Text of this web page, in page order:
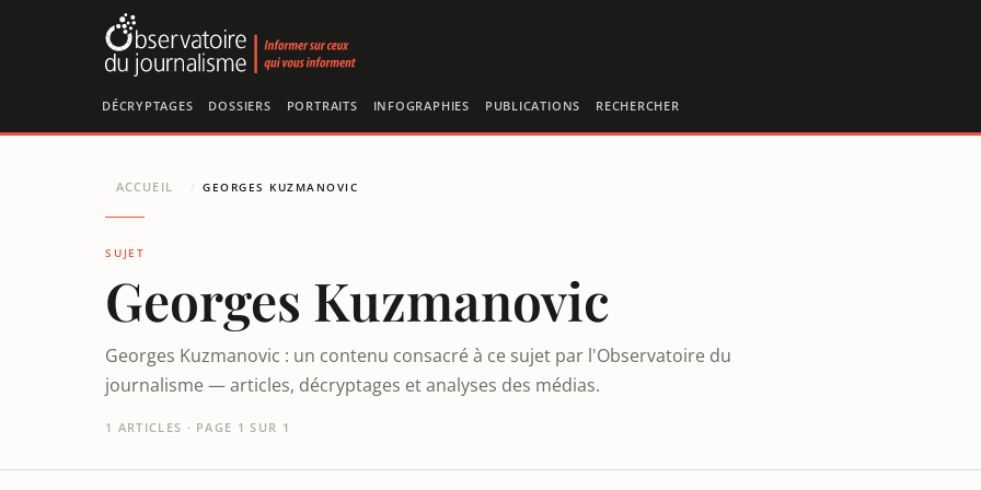
DÉCRYPTAGES DOSSIERS PORTRAITS INFOGRAPHIES PUBLICATIONS RECHERCHER
ACCUEIL / GEORGES KUZMANOVIC
SUJET
Georges Kuzmanovic
Georges Kuzmanovic : un contenu consacré à ce sujet par l'Observatoire du
journalisme — articles, décryptages et analyses des médias.
1 ARTICLES · PAGE 1 SUR 1
Panneau de gestion des cookies